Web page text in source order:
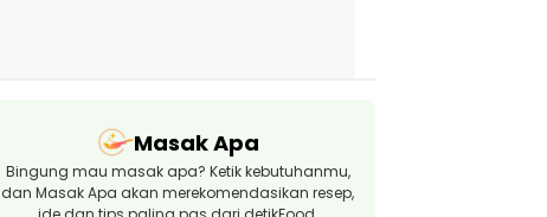
Masak Apa
Bingung mau masak apa? Ketik kebutuhanmu,
dan Masak Apa akan merekomendasikan resep,